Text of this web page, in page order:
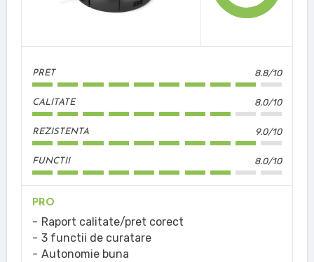
PRET 8.8/10
CALITATE 8.0/10
REZISTENTA 9.0/10
FUNCTII 8.0/10
PRO
Raport calitate/pret corect
3 functii de curatare
Autonomie buna